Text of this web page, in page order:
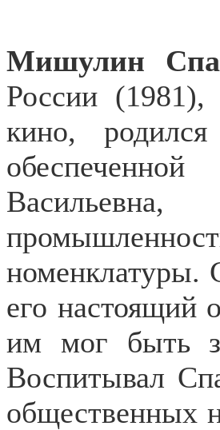
Мишулин
России (1981),
кино,
номенклатуры.
его настоящий
им мог быть
Воспитывал
общественных